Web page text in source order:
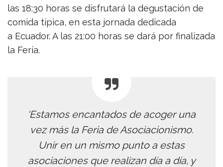
las 18:30 horas se disfrutará la degustación de
comida típica, en esta jornada dedicada
a Ecuador. A las 21:00 horas se dará por finalizada
la Feria.
‘Estamos encantados de acoger una
vez más la Feria de Asociacionismo.
Unir en un mismo punto a estas
asociaciones que realizan día a día, y